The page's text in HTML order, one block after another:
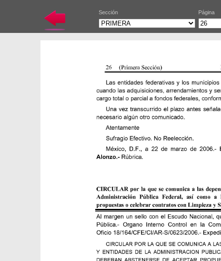
Sección Página